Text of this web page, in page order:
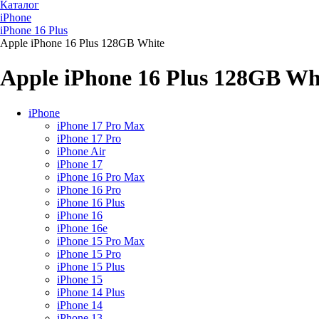
Каталог
iPhone
iPhone 16 Plus
Apple iPhone 16 Plus 128GB White
Apple iPhone 16 Plus 128GB
iPhone
iPhone 17 Pro Max
iPhone 17 Pro
iPhone Air
iPhone 17
iPhone 16 Pro Max
iPhone 16 Pro
iPhone 16 Plus
iPhone 16
iPhone 16e
iPhone 15 Pro Max
iPhone 15 Pro
iPhone 15 Plus
iPhone 15
iPhone 14 Plus
iPhone 14